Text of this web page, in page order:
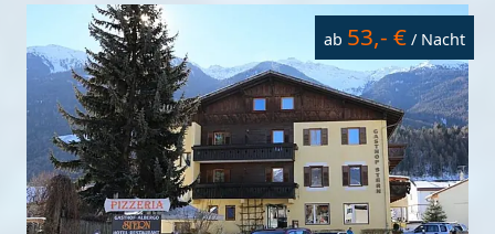
ab 53,- € / Nacht